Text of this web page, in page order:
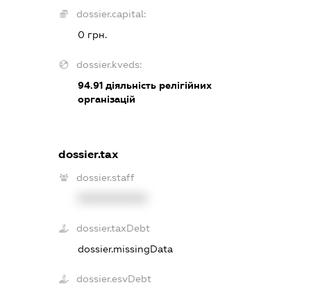
dossier.capital:
0 грн.
dossier.kveds:
94.91діяльність релігійних
організацій
dossier.tax
dossier.staff
dossier.taxDebt
dossier.missingData
dossier.esvDebt